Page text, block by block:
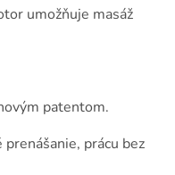
umožňuje masáž
patentom.
prácu bez